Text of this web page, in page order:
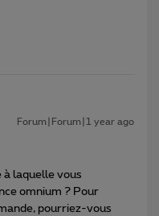
Forum|Forum|1 year ago
laquelle vous
omnium ? Pour
pourriez-vous